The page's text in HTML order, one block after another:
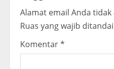
e
R
e
Alamat email Anda
Ruas yang wajib ditandai
Komentar*